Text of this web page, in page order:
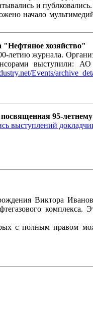
и
начало
хозяйство"
журнала.
Events/
95-
выступлений
Виктора
с полным правом